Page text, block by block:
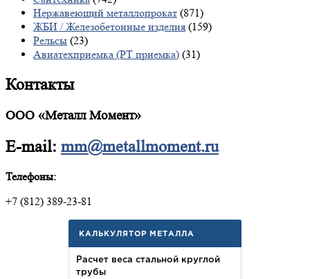
Нержавеющий металлопрокат (871)
ЖБИ / Железобетонные изделия (159)
Рельсы (23)
Авиатехприемка (РТ приемка) (31)
Контакты
ООО «Металл Момент»
E-mail: mm@metallmoment.ru
Телефоны:
+7 (812) 389-23-81